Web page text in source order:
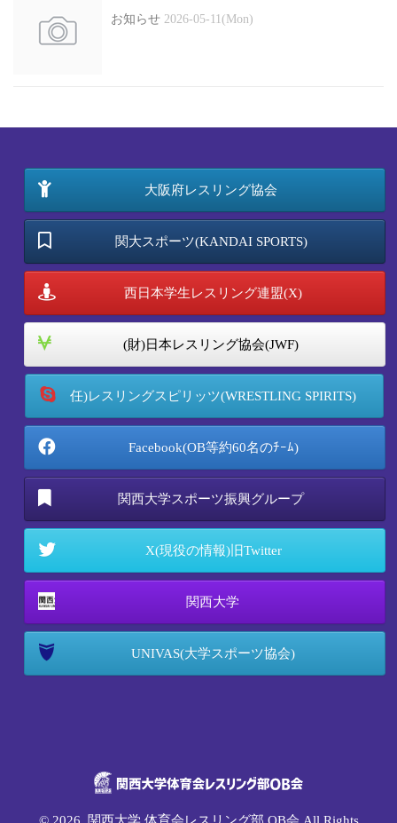
お知らせ 2026-05-11(Mon)
大阪府レスリング協会
関大スポーツ(KANDAI SPORTS)
西日本学生レスリング連盟(X)
(財)日本レスリング協会(JWF)
任)レスリングスピリッツ(WRESTLING SPIRITS)
Facebook(OB等約60名のﾁｰﾑ)
関西大学スポーツ振興グループ
X(現役の情報)旧Twitter
関西大学
UNIVAS(大学スポーツ協会)